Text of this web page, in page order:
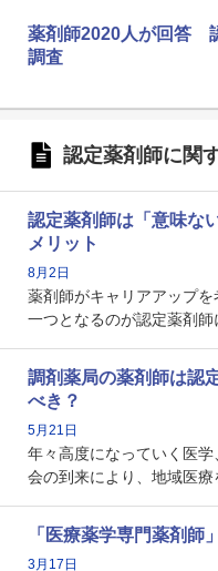
薬剤師2020人が回答
調査
認定薬剤師に関
認定薬剤師は「意味な
メリット
8月2日
薬剤師がキャリアアップ
一つとなるのが認定薬剤師
という声を聞いたことがあ
本記事では、認定薬剤師
れる理由や、取得するメ
アへの影響を解説します。
調剤薬局の薬剤師は認
べき？
5月21日
年々高度になっていく医
会の到来により、地域医療
で、重要度が増している
資格です。認定薬剤師と
「医療薬学専門薬剤師
3月17日